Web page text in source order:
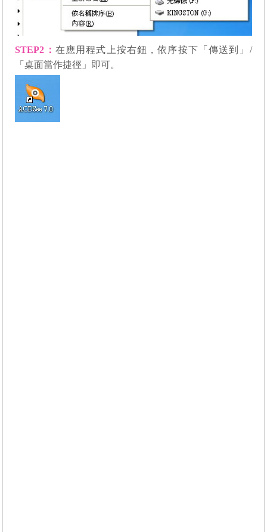
STEP2 ： 在應用程式上按右鈕，依序按下「傳送到」/
「桌面當作捷徑」即可。